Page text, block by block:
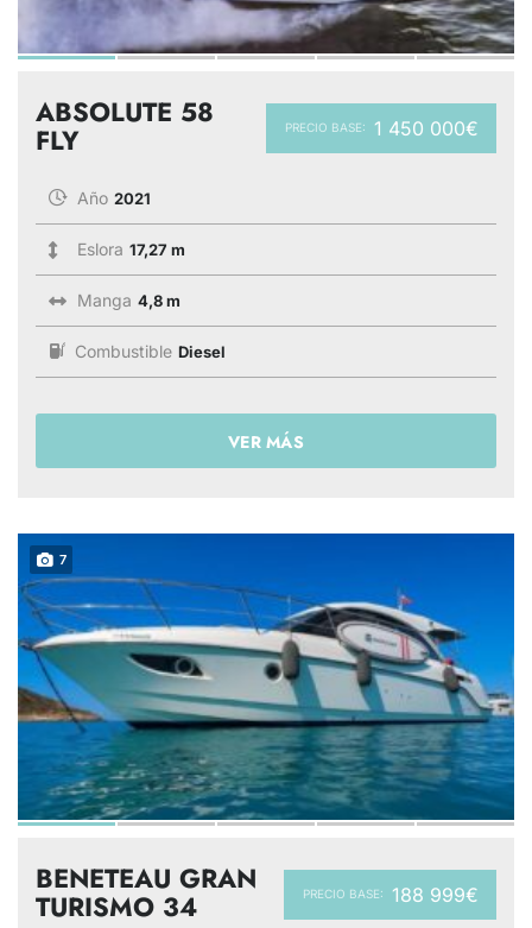
PRECIO BASE: 1 450 000€
ABSOLUTE 58
FLY
Año 2021
Eslora 17,27 m
Manga 4,8 m
Combustible Diesel
VER MÁS
7
PRECIO BASE: 188 999€
BENETEAU GRAN
TURISMO 34